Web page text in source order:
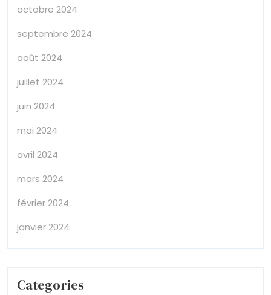
octobre 2024
septembre 2024
août 2024
juillet 2024
juin 2024
mai 2024
avril 2024
mars 2024
février 2024
janvier 2024
Categories